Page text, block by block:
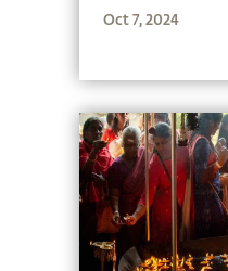
Oct 7, 2024